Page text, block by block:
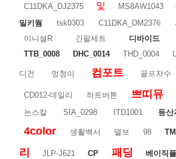
C11DKA_DJ2375 및 MS8AW1043
밀키웜
tsk0303 C11DKA_DM2376
이니셜R
긴팔세트 디바이드
TTB_0008
DHC_0014 THD_0004
디건 멍청이 컴포트 골프자수
CD012-데일리 하트버튼 쁘띠뮤
논스칼
SIA_0298 ITD1001 등산
4color 생활백서 델브 98
리
JLP-J621 CP 패딩 베이직